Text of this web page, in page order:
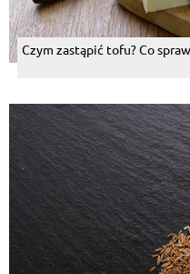
Czym zastąpić tofu? Co